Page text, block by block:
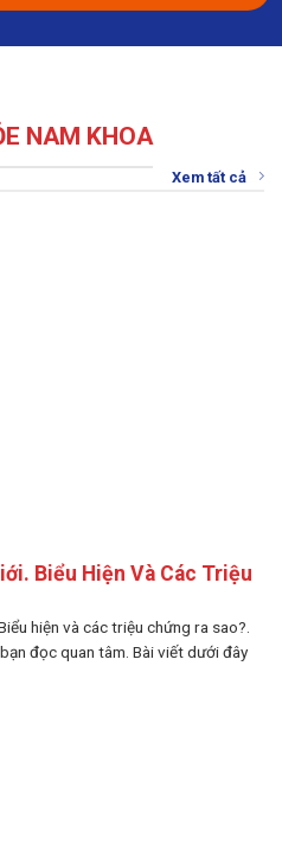
NAM KHOA
Xem tất cả
Biểu Hiện Và Các Triệu
hiện và các triệu chứng ra sao?.
đọc quan tâm. Bài viết dưới đây